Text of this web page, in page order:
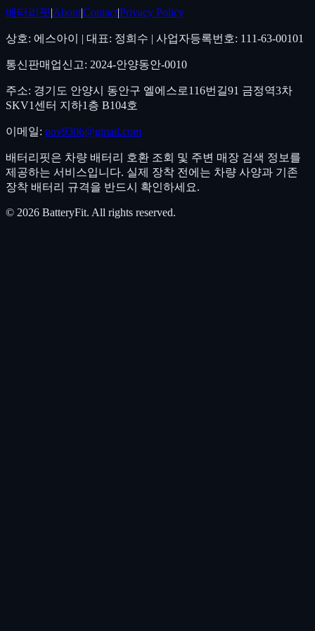
배터리핏|About|Contact|Privacy Policy
상호: 에스아이 | 대표: 정희수 | 사업자등록번호: 111-63-00101
통신판매업신고: 2024-안양동안-0010
주소: 경기도 안양시 동안구 엘에스로116번길91 금정역3차
SKV1센터 지하1층 B104호
이메일: nov9306@gmail.com
배터리핏은 차량 배터리 호환 조회 및 주변 매장 검색 정보를
제공하는 서비스입니다. 실제 장착 전에는 차량 사양과 기존
장착 배터리 규격을 반드시 확인하세요.
© 2026 BatteryFit. All rights reserved.